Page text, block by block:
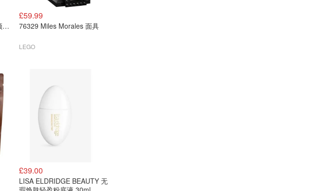
Moose Knuckles 儿童羊毛领飞行夹克
£59.99
76329 Miles Morales 面具
LEGO
£39.00
LISA ELDRIDGE BEAUTY 无